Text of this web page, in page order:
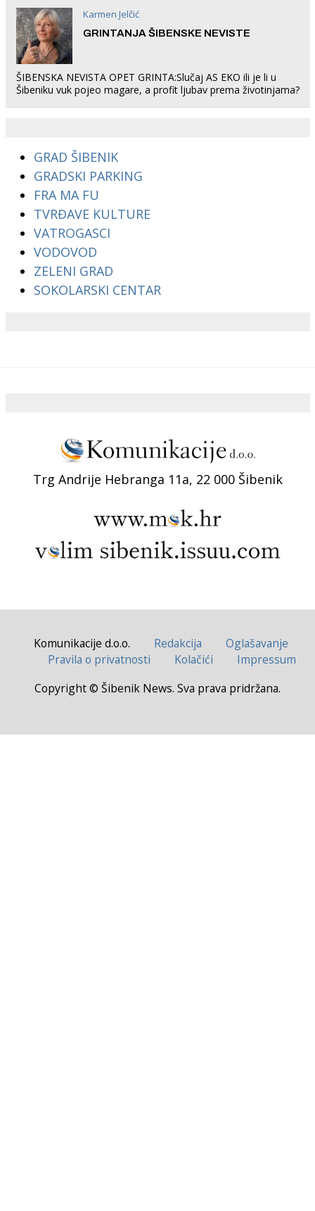
Karmen Jelčić
GRINTANJA ŠIBENSKE NEVISTE
ŠIBENSKA NEVISTA OPET GRINTA:Slučaj AS EKO ili je li u
Šibeniku vuk pojeo magare, a profit ljubav prema životinjama?
GRAD ŠIBENIK
GRADSKI PARKING
FRA MA FU
TVRĐAVE KULTURE
VATROGASCI
VODOVOD
ZELENI GRAD
SOKOLARSKI CENTAR
Trg Andrije Hebranga 11a, 22 000 Šibenik
Komunikacije d.o.o. Redakcija
Oglašavanje
Pravila o privatnosti
Kolačići
Impressum
Copyright © Šibenik News. Sva prava pridržana.